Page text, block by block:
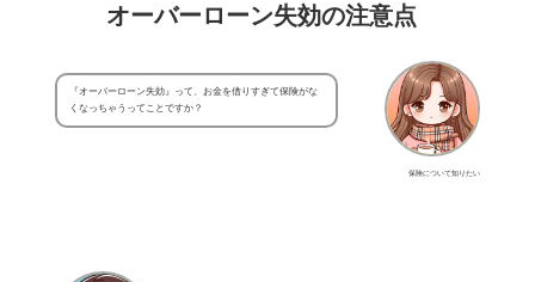
オーバーローン失効の注意点
保険について知りたい
『オーバーローン失効』って、お金を借りすぎて保険がな
くなっちゃうってことですか？